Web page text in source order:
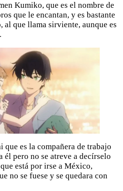
Kumiko, que es el nombre de
que le encantan, y es bastante
al que llama sirviente, aunque es
que es la compañera de trabajo
él pero no se atreve a decírselo
está por irse a México,
no se fuese y se quedara con